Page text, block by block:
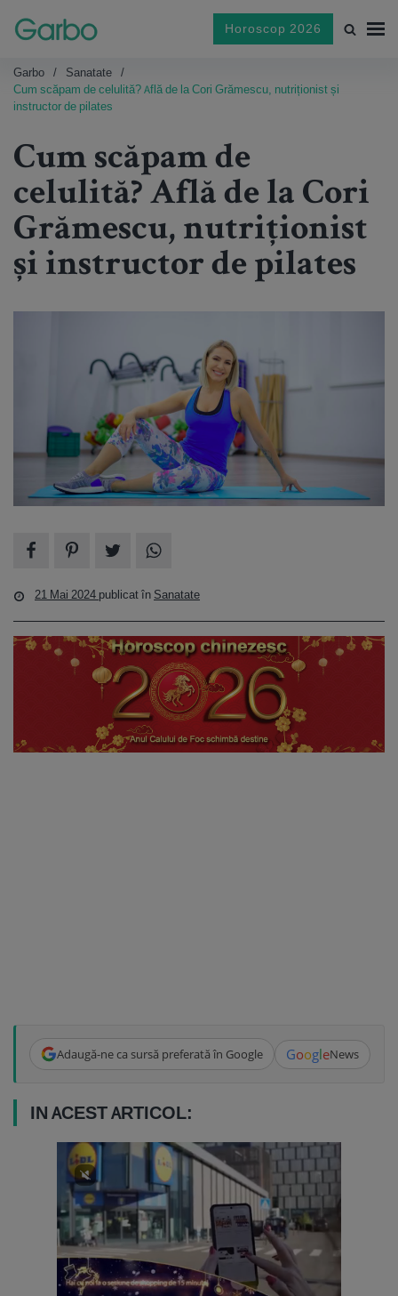
Horoscop 2026
Garbo
Sanatate
Cum scăpam de celulită? Află de la Cori Grămescu, nutriționist și
instructor de pilates
Cum scăpam de
celulită? Află de la Cori
Grămescu, nutriționist
și instructor de pilates
21 Mai 2024 publicat în Sanatate
Adaugă-ne ca sursă preferată în Google GoogleNews
IN ACEST ARTICOL: